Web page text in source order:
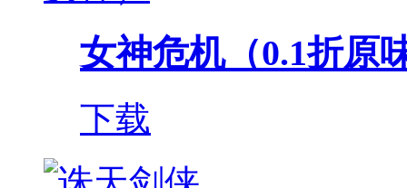
女神危机（0.1折原
下载